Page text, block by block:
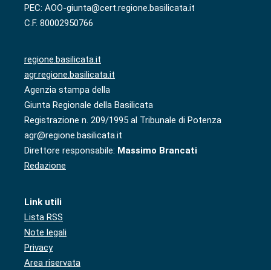
PEC: AOO-giunta@cert.regione.basilicata.it
C.F. 80002950766
regione.basilicata.it
agr.regione.basilicata.it
Agenzia stampa della
Giunta Regionale della Basilicata
Registrazione n. 209/1995 al Tribunale di Potenza
agr@regione.basilicata.it
Direttore responsabile: Massimo Brancati
Redazione
Link utili
Lista RSS
Note legali
Privacy
Area riservata